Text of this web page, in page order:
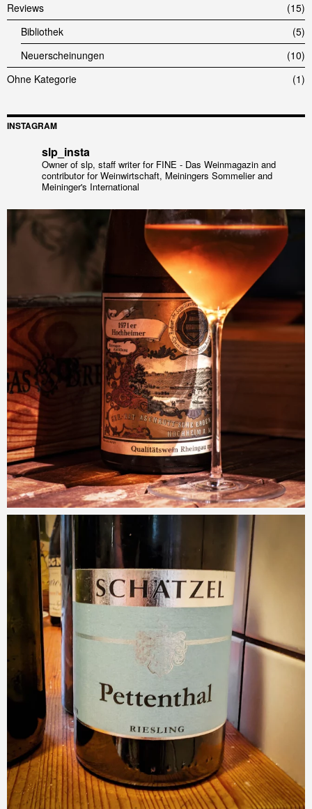
Reviews
15
Bibliothek
5
Neuerscheinungen
10
Ohne Kategorie
1
INSTAGRAM
slp_insta
Owner of slp, staff writer for FINE - Das Weinmagazin and
contributor for Weinwirtschaft, Meiningers Sommelier and
Meininger's International